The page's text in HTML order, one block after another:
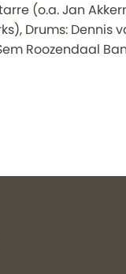
(o.a. Jan
Drums: Dennis
Roozendaal